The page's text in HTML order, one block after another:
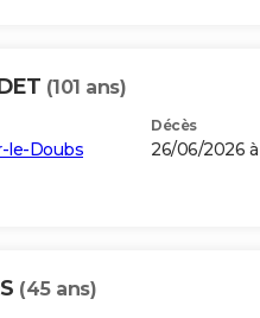
(101 ans)
le-Doubs
Décès
26/06/2026 à
(45 ans)